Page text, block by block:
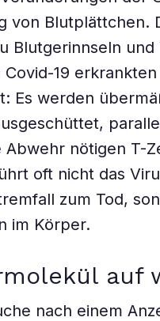
von Blutplättchen.
Blutgerinnseln
19
Es werden
Abwehr nötigen T-
oft nicht das
zum Tod,
im Körper.
auf
nach einem